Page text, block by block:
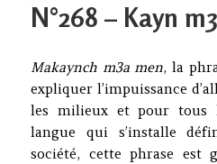
N°268 – Kayn
Makaynch m3a men, la
expliquer l’impuissance
les milieux et pour tous
langue qui s’installe
société, cette phrase est